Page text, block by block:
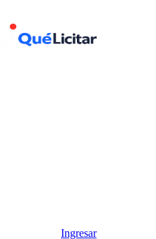
Ingresar